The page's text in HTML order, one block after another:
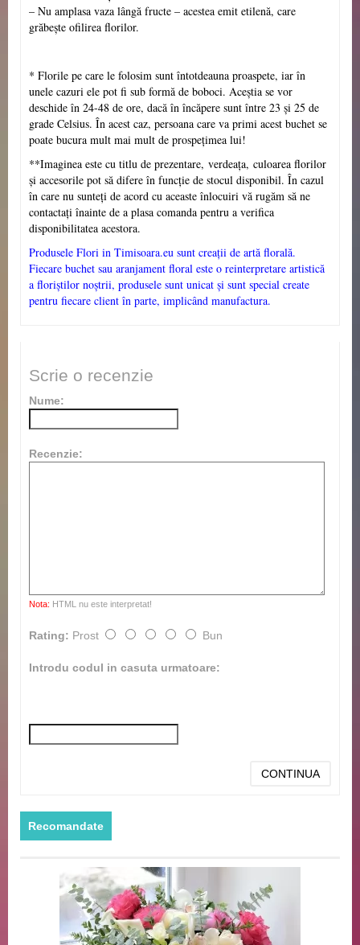
– Nu amplasa vaza lângă fructe – acestea emit etilenă, care
grăbește ofilirea florilor.
* Florile pe care le folosim sunt întotdeauna proaspete, iar în
unele cazuri ele pot fi sub formă de boboci. Aceștia se vor
deschide în 24-48 de ore, dacă în încăpere sunt între 23 și 25 de
grade Celsius. În acest caz, persoana care va primi acest buchet se
poate bucura mult mai mult de prospețimea lui!
**Imaginea este cu titlu de prezentare, verdeața, culoarea florilor
și accesorile pot să difere în funcție de stocul disponibil. În cazul
în care nu sunteți de acord cu aceaste înlocuiri vă rugăm să ne
contactați înainte de a plasa comanda pentru a verifica
disponibilitatea acestora.
Produsele Flori in Timisoara.eu sunt creații de artă florală.
Fiecare buchet sau aranjament floral este o reinterpretare artistică
a floriștilor noștrii, produsele sunt unicat și sunt special create
pentru fiecare client în parte, implicând manufactura.
Scrie o recenzie
Nume:
Recenzie:
Nota: HTML nu este interpretat!
Rating: Prost Bun
Introdu codul in casuta urmatoare:
CONTINUA
Recomandate